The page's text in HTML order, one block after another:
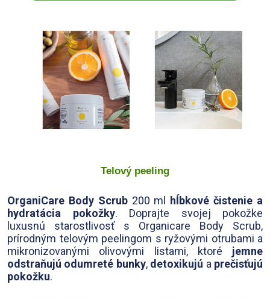
Telový peeling
OrganiCare Body Scrub200 ml
hĺbkové čistenie a
hydratácia pokožky. Doprajte svojej pokožke
luxusnú starostlivosť s Organicare Body Scrub,
prírodným telovým peelingom s ryžovými otrubami a
mikronizovanými olivovými listami, ktoré jemne
odstraňujú odumreté bunky, detoxikujú a prečisťujú
pokožku.